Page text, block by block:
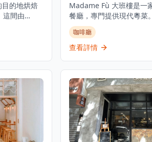
的地烘焙
這間由
廳，設計
持續吸引
他們提供
意大利語中
Madame Fù 大班樓是一
餐廳，專門提供現代粵菜
環大館古蹟建築群內一座
1850年代殖民地建築中。
鬆的用餐環境，設有餐廳
粵菜風味與現代呈現方式
咖啡廳
查看詳情